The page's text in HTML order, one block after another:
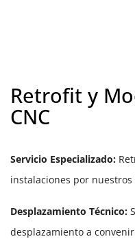
Retrofit y
CNC
Servicio Especializado:
instalaciones por
Desplazamiento Técnico:
desplazamiento a